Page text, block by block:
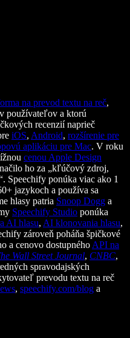
na prevod textu na reč,
používateľov a ktorú
recenzií naprieč
iOS, Android, rozšírenie pre
aplikáciu pre Mac. V roku
cenou Apple Design
ho za „kľúčový zdroj,
ponúka viac ako 1
jazykoch a používa sa
hlasy patria Snoop Dogg a
Speechify Studio ponúka
AI hlasu, AI klonovania hlasu,
zároveň poháňa špičkové
a cenovo dostupného API na
Wall Street Journal, CNBC,
spravodajských
prevodu textu na reč
, speechify.com/blog a